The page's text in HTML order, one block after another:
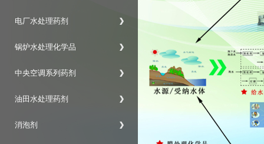
电厂水处理药剂
锅炉水处理化学品
中央空调系列药剂
油田水处理药剂
消泡剂